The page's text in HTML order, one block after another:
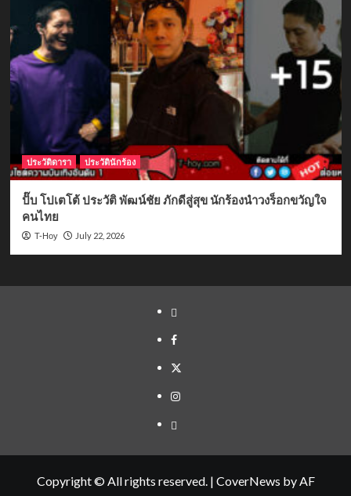
ประวัติดารา ประวัตินักร้อง
ปั๊บ โปเตโต้ ประวัติ พัฒน์ชัย ภักดีสู่สุข นักร้องนำวงร็อกขวัญใจ
คนไทย
T-Hoy July 22, 2026
Yelp
Facebook
Twitter
Instagram
Email
Copyright © All rights reserved. | CoverNews by AF